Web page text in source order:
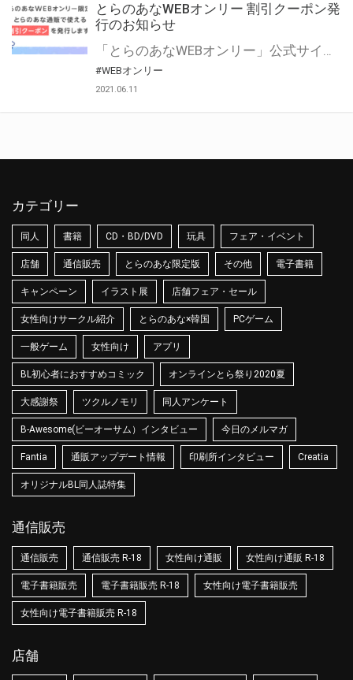
とらのあなWEBオンリー 割引クーポン発
行のお知らせ
「とらのあなWEBオンリー」公式サイトでとらのあな通販の「割引クーポン」を配布中！ イベントごとに開催当日限定で使える割引クーポンのシリアルコードを発行します。 とらのあなWEBオンリーのページをチェックして、イベント当日にお得にお買い物を楽しみましょう♪ ※本キャンペーンは予告なく終了する場合がございます。 とらのあなWEBオンリーサイトはこちら
#WEBオンリー
2021.06.11
カテゴリー
同人 書籍 CD・BD/DVD 玩具 フェア・イベント
店舗 通信販売 とらのあな限定版 その他 電子書籍
キャンペーン イラスト展 店舗フェア・セール
女性向けサークル紹介 とらのあな×韓国 PCゲーム
一般ゲーム 女性向け アプリ
BL初心者におすすめコミック オンラインとら祭り2020夏
大感謝祭 ツクルノモリ 同人アンケート
B-Awesome(ビーオーサム）インタビュー 今日のメルマガ
Fantia 通販アップデート情報 印刷所インタビュー Creatia
オリジナルBL同人誌特集
通信販売
通信販売 通信販売 R-18 女性向け通販 女性向け通販 R-18
電子書籍販売 電子書籍販売 R-18 女性向け電子書籍販売
女性向け電子書籍販売 R-18
店舗